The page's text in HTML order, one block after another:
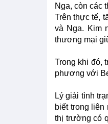
Nga, còn các
Trên thực tế,
và Nga. Kim
thương mại
Trong khi đó,
phương với
Lý giải tình
biết trong
thị trường có